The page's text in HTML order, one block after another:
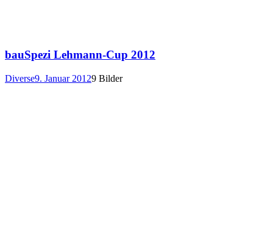
bauSpezi Lehmann-Cup 2012
Diverse9. Januar 20129 Bilder